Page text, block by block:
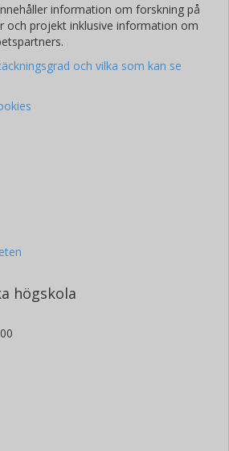
information om forskning på
och projekt inklusive information om
och vilka som kan se
högskola